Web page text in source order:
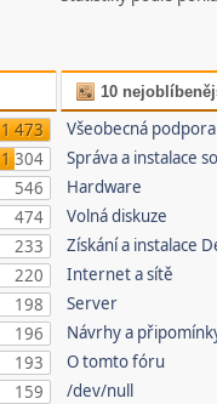
1 473
1 304
546
474
233
220
198
196
193
159
10
Všeobecná podpora
Správa a instalace
Hardware
Volná diskuze
Získání a instalace
Internet a sítě
Server
Návrhy a
O tomto fóru
/dev/null